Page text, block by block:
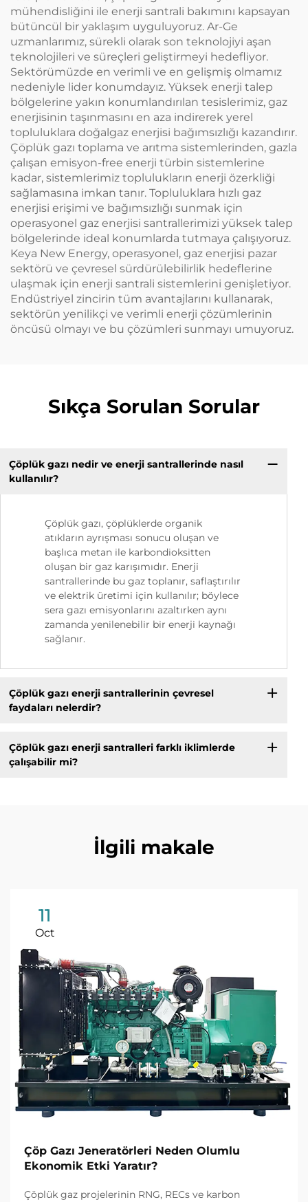
mühendisliğini ile enerji santrali bakımını kapsayan
bütüncül bir yaklaşım uyguluyoruz. Ar-Ge
uzmanlarımız, sürekli olarak son teknolojiyi aşan
teknolojileri ve süreçleri geliştirmeyi hedefliyor.
Sektörümüzde en verimli ve en gelişmiş olmamız
nedeniyle lider konumdayız. Yüksek enerji talep
bölgelerine yakın konumlandırılan tesislerimiz, gaz
enerjisinin taşınmasını en aza indirerek yerel
topluluklara doğalgaz enerjisi bağımsızlığı kazandırır.
Çöplük gazı toplama ve arıtma sistemlerinden, gazla
çalışan emisyon-free enerji türbin sistemlerine
kadar, sistemlerimiz toplulukların enerji özerkliği
sağlamasına imkan tanır. Topluluklara hızlı gaz
enerjisi erişimi ve bağımsızlığı sunmak için
operasyonel gaz enerjisi santrallerimizi yüksek talep
bölgelerinde ideal konumlarda tutmaya çalışıyoruz.
Keya New Energy, operasyonel, gaz enerjisi pazar
sektörü ve çevresel sürdürülebilirlik hedeflerine
ulaşmak için enerji santrali sistemlerini genişletiyor.
Endüstriyel zincirin tüm avantajlarını kullanarak,
sektörün yenilikçi ve verimli enerji çözümlerinin
öncüsü olmayı ve bu çözümleri sunmayı umuyoruz.
Sıkça Sorulan Sorular
Çöplük gazı nedir ve enerji santrallerinde nasıl
kullanılır?
Çöplük gazı, çöplüklerde organik
atıkların ayrışması sonucu oluşan ve
başlıca metan ile karbondioksitten
oluşan bir gaz karışımıdır. Enerji
santrallerinde bu gaz toplanır, saflaştırılır
ve elektrik üretimi için kullanılır; böylece
sera gazı emisyonlarını azaltırken aynı
zamanda yenilenebilir bir enerji kaynağı
sağlanır.
Çöplük gazı enerji santrallerinin çevresel
faydaları nelerdir?
Çöplük gazı enerji santralleri farklı iklimlerde
çalışabilir mi?
İlgili makale
11
Oct
Çöp Gazı Jeneratörleri Neden Olumlu
Ekonomik Etki Yaratır?
Çöplük gaz projelerinin RNG, RECs ve karbon